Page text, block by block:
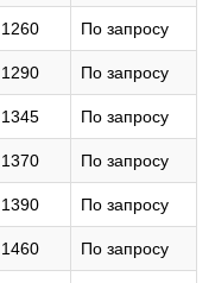
1260 По запросу
1290 По запросу
1345 По запросу
1370 По запросу
1390 По запросу
1460 По запросу